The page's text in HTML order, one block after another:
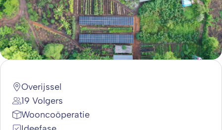
Overijssel
19 Volgers
Wooncoöperatie